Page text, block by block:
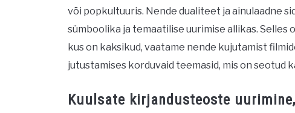
või popkultuuris. Nende dualiteet ja ainulaadne
sümboolika ja temaatilise uurimise allikas.
kus on kaksikud, vaatame nende kujutamist
jutustamises korduvaid teemasid, mis on seotud
Kuulsate kirjandusteoste